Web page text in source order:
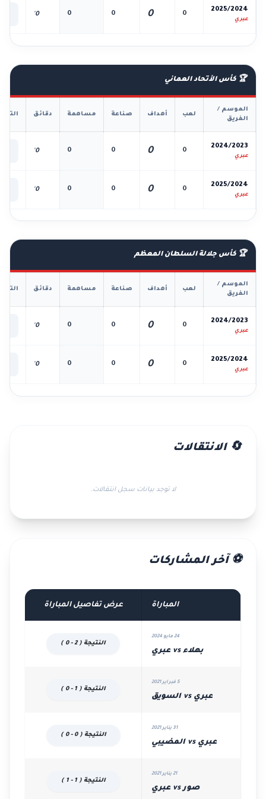
2025/2024
عبري
0
0
0
0
0'
🏆 كأس الأتحاد العماني
الموسم /
الفريق
لعب أهداف صناعة مساهمة دقائق
2024/2023
عبري
0
0
0
0
0'
2025/2024
عبري
0
0
0
0
0'
🏆 كأس جلالة السلطان المعظم
الموسم /
الفريق
لعب أهداف صناعة مساهمة دقائق
2024/2023
عبري
0
0
0
0
0'
2025/2024
عبري
0
0
0
0
0'
🔄 الانتقالات
لا توجد بيانات سجل انتقالات.
⚽ آخر المشاركات
المباراة عرض تفاصيل المباراة
24 مايو 2024
بهلاء vs عبري
النتيجة ( 2 - 0 )
5 فبراير 2021
عبري vs السويق
النتيجة ( 1 - 0 )
31 يناير 2021
عبري vs المضيبي
النتيجة ( 0 - 0 )
21 يناير 2021
صور vs عبري
النتيجة ( 1 - 1 )